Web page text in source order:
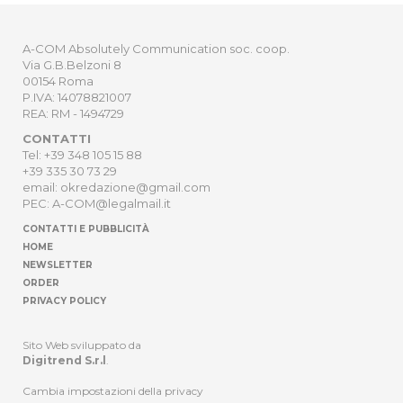
A-COM Absolutely Communication soc. coop.
Via G.B.Belzoni 8
00154 Roma
P.IVA: 14078821007
REA: RM - 1494729
CONTATTI
Tel: +39 348 105 15 88
+39 335 30 73 29
email: okredazione@gmail.com
PEC: A-COM@legalmail.it
CONTATTI E PUBBLICITÀ
HOME
NEWSLETTER
ORDER
PRIVACY POLICY
Sito Web sviluppato da
Digitrend S.r.l
Cambia impostazioni della privacy